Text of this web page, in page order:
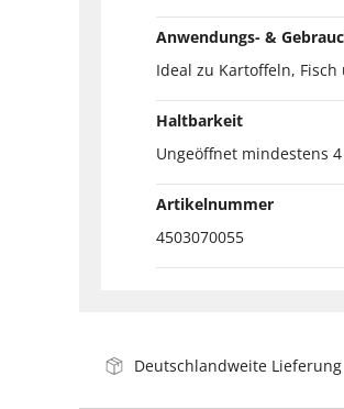
Anwendungs- &
Ideal zu Kartoffeln, Fisch
Haltbarkeit
Ungeöffnet mindestens
Artikelnummer
4503070055
Deutschlandweite Lieferung